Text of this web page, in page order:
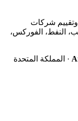
وتقييم شركات
النفط، الفوركس،
· المملكة المتحدة